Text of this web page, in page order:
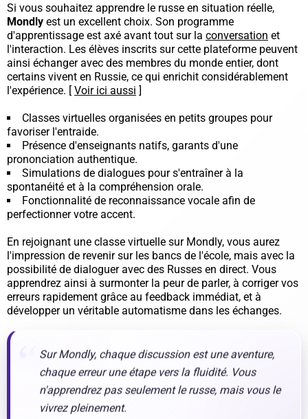
Si vous souhaitez apprendre le russe en situation réelle,
Mondly est un excellent choix. Son programme
d'apprentissage est axé avant tout sur la conversation et
l'interaction. Les élèves inscrits sur cette plateforme peuvent
ainsi échanger avec des membres du monde entier, dont
certains vivent en Russie, ce qui enrichit considérablement
l'expérience. [Voir ici aussi ]
Classes virtuelles organisées en petits groupes pour
favoriser l'entraide.
Présence d'enseignants natifs, garants d'une
prononciation authentique.
Simulations de dialogues pour s'entraîner à la
spontanéité et à la compréhension orale.
Fonctionnalité de reconnaissance vocale afin de
perfectionner votre accent.
En rejoignant une classe virtuelle sur Mondly, vous aurez
l'impression de revenir sur les bancs de l'école, mais avec la
possibilité de dialoguer avec des Russes en direct. Vous
apprendrez ainsi à surmonter la peur de parler, à corriger vos
erreurs rapidement grâce au feedback immédiat, et à
développer un véritable automatisme dans les échanges.
Sur Mondly, chaque discussion est une aventure,
chaque erreur une étape vers la fluidité. Vous
n'apprendrez pas seulement le russe, mais vous le
vivrez pleinement.